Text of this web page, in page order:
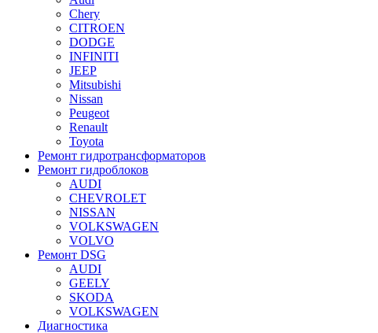
Chery
CITROEN
DODGE
INFINITI
JEEP
Mitsubishi
Nissan
Peugeot
Renault
Toyota
Ремонт гидротрансформаторов
Ремонт гидроблоков
AUDI
CHEVROLET
NISSAN
VOLKSWAGEN
VOLVO
Ремонт DSG
AUDI
GEELY
SKODA
VOLKSWAGEN
Диагностика